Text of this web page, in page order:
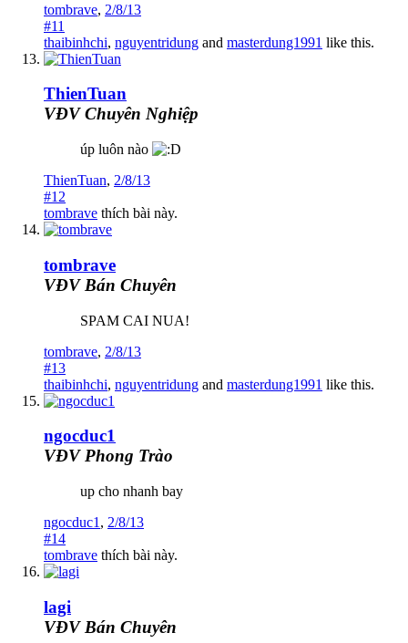
tombrave, 2/8/13
#11
thaibinhchi, nguyentridung and masterdung1991 like this.
ThienTuan
VĐV Chuyên Nghiệp
úp luôn nào
ThienTuan, 2/8/13
#12
tombrave thích bài này.
tombrave
VĐV Bán Chuyên
SPAM CAI NUA!
tombrave, 2/8/13
#13
thaibinhchi, nguyentridung and masterdung1991 like this.
ngocduc1
VĐV Phong Trào
up cho nhanh bay
ngocduc1 , 2/8/13
#14
tombrave thích bài này.
lagi
VĐV Bán Chuyên